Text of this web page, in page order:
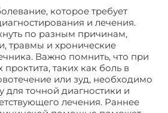
которое требует
и лечения.
по разным причинам,
травмы и хронические
Важно помнить, что при
таких как боль в
или зуд, необходимо
для точной диагностики и
лечения. Раннее